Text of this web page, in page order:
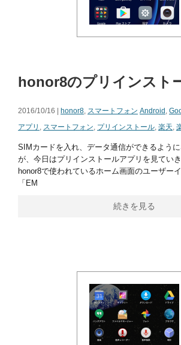
honor8のプリインスト
2016/10/16 | honor8, スマートフォン Android ,
アプリ , スマートフォン, プリインストール, 楽天,
SIMカードを入れ、データ通信ができるよう
が、今日はプリインストールアプリを見てい
honor8で使われているホーム画面のユーザー
「EM
続きを見る